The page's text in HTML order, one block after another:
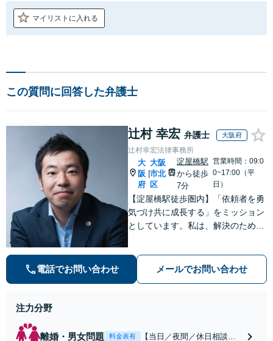
マイリストに入れる
この質問に回答した弁護士
辻村 幸宏 弁護士 大阪府
辻村幸宏法律事務所
大
阪
府
大阪
市北
区
淀屋橋駅
から徒歩
7分
営業時間：09:0
0~17:00（平
日）
【淀屋橋駅徒歩圏内】「依頼者を勇
気づけ共に成長する」をミッション
としています。私は、解決のために
に対応することで、分野を超えた普
遍的な紛争解決スキルを身につけて
電話でお問い合わせ メールでお問い合わせ
注力分野
離婚・男女問題 料金表有
【当日／夜間／休日相談